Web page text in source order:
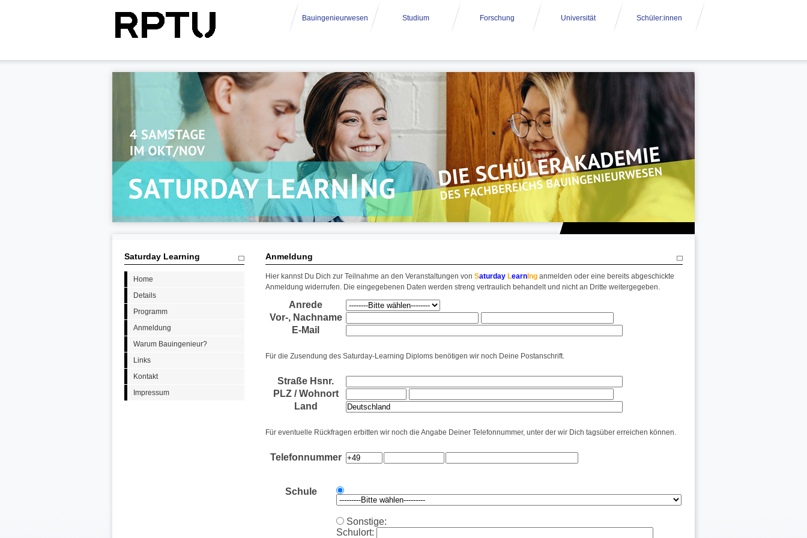
Bauingenieurwesen Studium Forschung Universität Schüler:innen
Saturday Learning
Home
Details
Programm
Anmeldung
Warum Bauingenieur?
Links
Kontakt
Impressum
Anmeldung
Hier kannst Du Dich zur Teilnahme an den Veranstaltungen von Saturday Learn Ing anmelden oder eine bereits abgeschickte
Anmeldung widerrufen. Die eingegebenen Daten werden streng vertraulich behandelt und nicht an Dritte weitergegeben.
Anrede
Vor-, Nachname
E-Mail
Für die Zusendung des Saturday-Learning Diploms benötigen wir noch Deine Postanschrift.
Straße Hsnr.
PLZ / Wohnort
Land
Für eventuelle Rückfragen erbitten wir noch die Angabe Deiner Telefonnummer, unter der wir Dich tagsüber erreichen können.
Telefonnummer
Schule
Sonstige:
Schulort: